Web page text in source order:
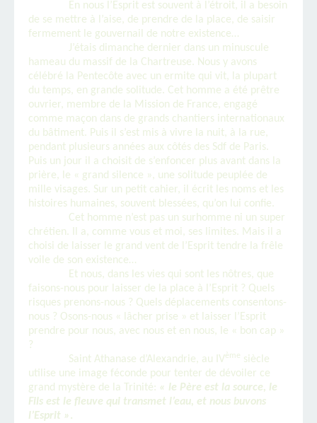
En nous l’Esprit est souvent à l’étroit, il a besoin
de se mettre à l’aise, de prendre de la place, de saisir
fermement le gouvernail de notre existence…
J’étais dimanche dernier dans un minuscule
hameau du massif de la Chartreuse. Nous y avons
célébré la Pentecôte avec un ermite qui vit, la plupart
du temps, en grande solitude. Cet homme a été prêtre
ouvrier, membre de la Mission de France, engagé
comme maçon dans de grands chantiers internationaux
du bâtiment. Puis il s’est mis à vivre la nuit, à la rue,
pendant plusieurs années aux côtés des Sdf de Paris.
Puis un jour il a choisit de s’enfoncer plus avant dans la
prière, le « grand silence », une solitude peuplée de
mille visages. Sur un petit cahier, il écrit les noms et les
histoires humaines, souvent blessées, qu’on lui confie.
Cet homme n’est pas un surhomme ni un super
chrétien. Il a, comme vous et moi, ses limites. Mais il a
choisi de laisser le grand vent de l’Esprit tendre la frêle
voile de son existence…
Et nous, dans les vies qui sont les nôtres, que
faisons-nous pour laisser de la place à l’Esprit ? Quels
risques prenons-nous ? Quels déplacements consentons-
nous ? Osons-nous « lâcher prise » et laisser l’Esprit
prendre pour nous, avec nous et en nous, le « bon cap »
?
Saint Athanase d’Alexandrie, au IVème siècle
utilise une image féconde pour tenter de dévoiler ce
grand mystère de la Trinité: « le Père est la source, le
Fils est le fleuve qui transmet l’eau, et nous buvons
l’Esprit » .